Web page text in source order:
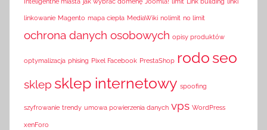
linkowanie Magento mapa ciepła MediaWiki nolimit no limit
ochrona danych osobowych opisy produktów
optymalizacja phising Pixel Facebook PrestaShop rodo seo
sklep sklep internetowy spoofing
szyfrowanie trendy umowa powierzenia danych vps WordPress
xenForo